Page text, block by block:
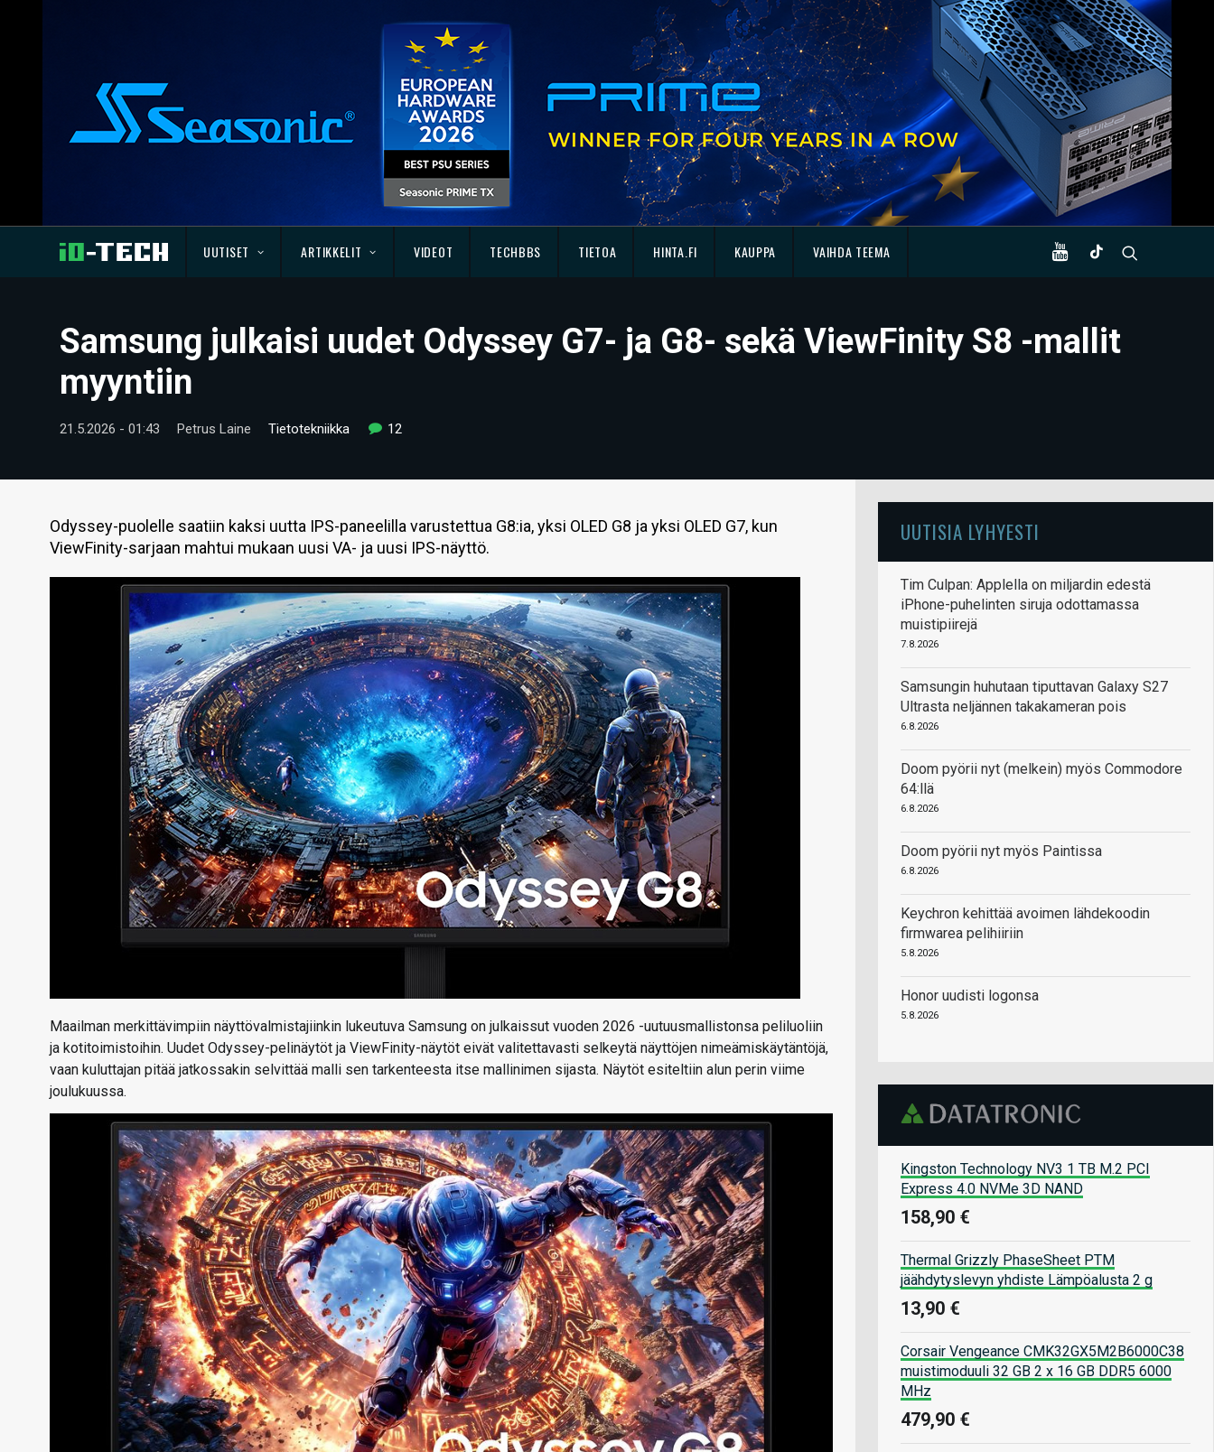
UUTISET ARTIKKELIT VIDEOT TECHBBS TIETOA HINTA.FI KAUPPA VAIHDA TEEMA
Samsung julkaisi uudet Odyssey G7- ja G8- sekä ViewFinity S8 -mallit
myyntiin
21.5.2026 - 01:43 Petrus Laine Tietotekniikka 12
Odyssey-puolelle saatiin kaksi uutta IPS-paneelilla varustettua G8:ia, yksi OLED G8 ja yksi OLED G7, kun
ViewFinity-sarjaan mahtui mukaan uusi VA- ja uusi IPS-näyttö.
Maailman merkittävimpiin näyttövalmistajiinkin lukeutuva Samsung on julkaissut vuoden 2026 -uutuusmallistonsa peliluoliin
ja kotitoimistoihin. Uudet Odyssey-pelinäytöt ja ViewFinity-näytöt eivät valitettavasti selkeytä näyttöjen nimeämiskäytäntöjä,
vaan kuluttajan pitää jatkossakin selvittää malli sen tarkenteesta itse mallinimen sijasta. Näytöt esiteltiin alun perin viime
joulukuussa.
UUTISIA LYHYESTI
Tim Culpan: Applella on miljardin edestä
iPhone-puhelinten siruja odottamassa
muistipiirejä
7.8.2026
Samsungin huhutaan tiputtavan Galaxy S27
Ultrasta neljännen takakameran pois
6.8.2026
Doom pyörii nyt (melkein) myös Commodore
64:llä
6.8.2026
Doom pyörii nyt myös Paintissa
6.8.2026
Keychron kehittää avoimen lähdekoodin
firmwarea pelihiiriin
5.8.2026
Honor uudisti logonsa
5.8.2026
Kingston Technology NV3 1 TB M.2 PCI
Express 4.0 NVMe 3D NAND
158,90 €
Thermal Grizzly PhaseSheet PTM
jäähdytyslevyn yhdiste Lämpöalusta 2 g
13,90 €
Corsair Vengeance CMK32GX5M2B6000C38
muistimoduuli 32 GB 2 x 16 GB DDR5 6000
MHz
479,90 €